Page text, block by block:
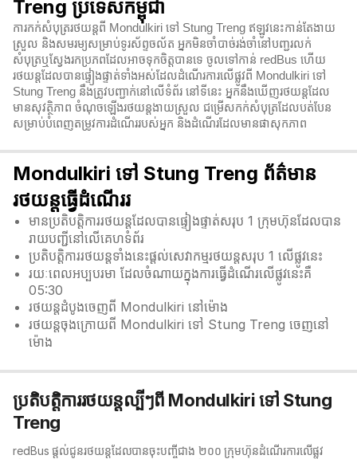
Treng ប្រទេសកម្ពុជា
ការកក់សំបុត្ររថយន្តពី Mondulkiri ទៅ Stung Treng ឥឡូវនេះកាន់តែងាយ
ស្រួល និងសមរម្យសម្រាប់ទូរស័ព្ទចល័ត អ្នកមិនចាំបាច់រង់ចាំនៅបញ្ជរលក់
សំបុត្រឬស្វែងរកប្រភពដែលអាចទុកចិត្តបានទេ ចូលទៅកាន់ redBus ហើយ
រថយន្តដែលបានផ្ទៀងផ្ទាត់ទាំងអស់ដែលដំណើរការលើផ្លូវពី Mondulkiri ទៅ
Stung Treng នឹងត្រូវបញ្ជាក់នៅលើទំព័រ នៅទីនេះ អ្នកនឹងឃើញរថយន្តដែល
មានសុវត្ថិភាព ចំណុចឡើងរថយន្តងាយស្រួល ជម្រើសកក់សំបុត្រដែលបត់បែន
សម្រាប់បំពេញតម្រូវការដំណើររបស់អ្នក និងដំណើរដែលមានផាសុកភាព
Mondulkiri ទៅ Stung Treng ព័ត៌មាន
រថយន្តធ្វើដំណើររ
មានប្រតិបត្តិការរថយន្តដែលបានផ្ទៀងផ្ទាត់សរុប 1 ក្រុមហ៊ុនដែលបាន
រាយបញ្ជីនៅលើគេហទំព័រ
ប្រតិបត្តិការរថយន្តទាំងនេះផ្តល់សេវាកម្មរថយន្តសរុប 1 លើផ្លូវនេះ
រយៈពេលអប្បបរមា ដែលចំណាយក្នុងការធ្វើដំណើរលើផ្លូវនេះគឺ
05:30
រថយន្តដំបូងចេញពី Mondulkiri នៅម៉ោង
រថយន្តចុងក្រោយពី Mondulkiri ទៅ Stung Treng ចេញនៅ
ម៉ោង
ប្រតិបត្តិការរថយន្តល្បីៗពី Mondulkiri ទៅ Stung
Treng
redBus ផ្តល់ជូនរថយន្តដែលបានចុះបញ្ចីជាង ២០០ ក្រុមហ៊ុនដំណើរការលើផ្លូវ